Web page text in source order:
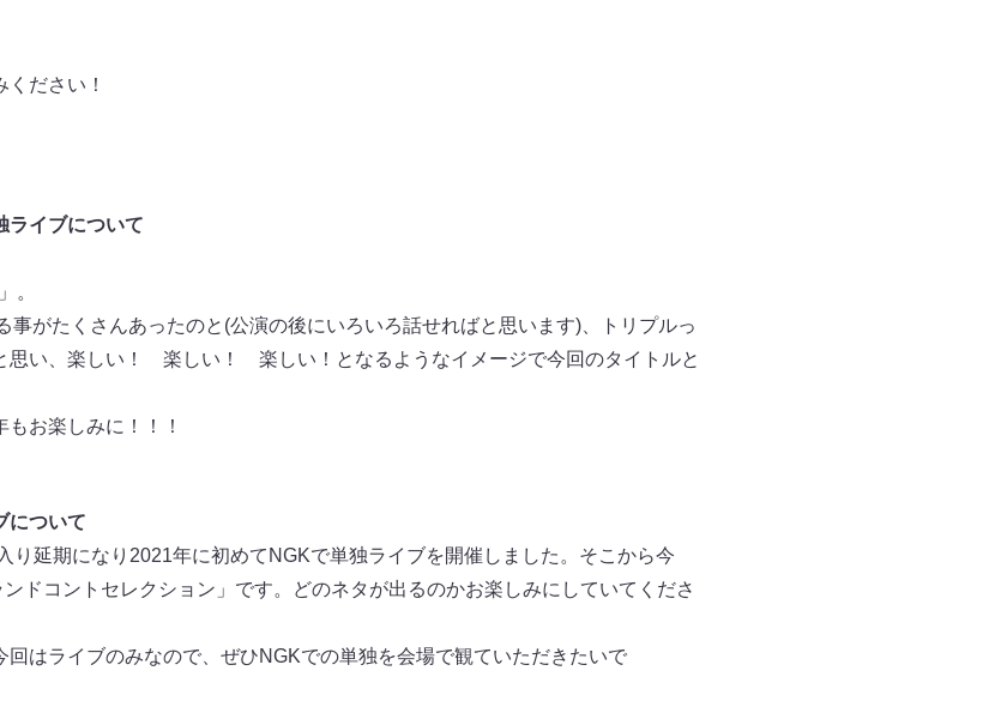
ださい！
イブについて
。
事がたくさんあったのと(公演の後にいろいろ話せればと思います)、トリプルっ
思い、楽しい！ 楽しい！ 楽しい！となるようなイメージで今回のタイトルと
お楽しみに！！！
について
り延期になり2021年に初めてNGKで単独ライブを開催しました。そこから今
ドコントセレクション」です。どのネタが出るのかお楽しみにしていてくださ
はライブのみなので、ぜひNGKでの単独を会場で観ていただきたいで